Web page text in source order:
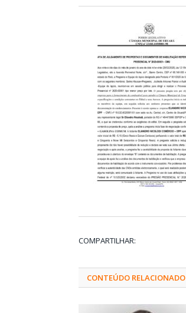
COMPARTILHAR:
CONTEÚDO RELACIONADO